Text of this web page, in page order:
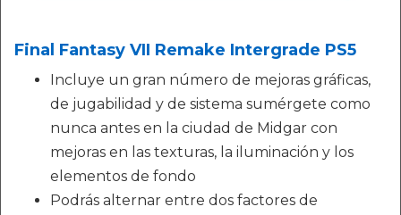
Final Fantasy VII Remake Intergrade PS5
Incluye un gran número de mejoras gráficas,
de jugabilidad y de sistema sumérgete como
nunca antes en la ciudad de Midgar con
mejoras en las texturas, la iluminación y los
elementos de fondo
Podrás alternar entre dos factores de